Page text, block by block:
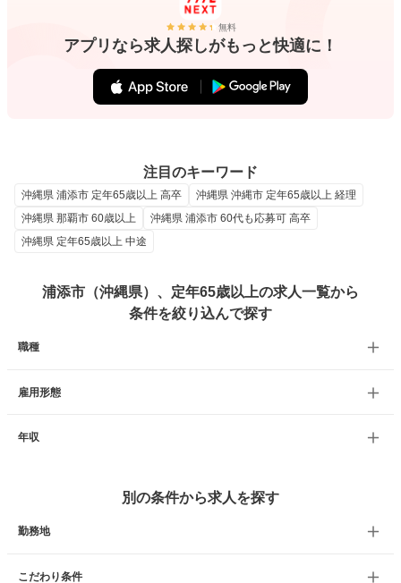
無料
アプリなら求人探しがもっと快適に！
注目のキーワード
沖縄県 浦添市 定年65歳以上 高卒
沖縄県 沖縄市 定年65歳以上 経理
沖縄県 那覇市 60歳以上
沖縄県 浦添市 60代も応募可 高卒
沖縄県 定年65歳以上 中途
浦添市（沖縄県）、定年65歳以上の求人一覧から
条件を絞り込んで探す
職種
雇用形態
年収
別の条件から求人を探す
勤務地
こだわり条件